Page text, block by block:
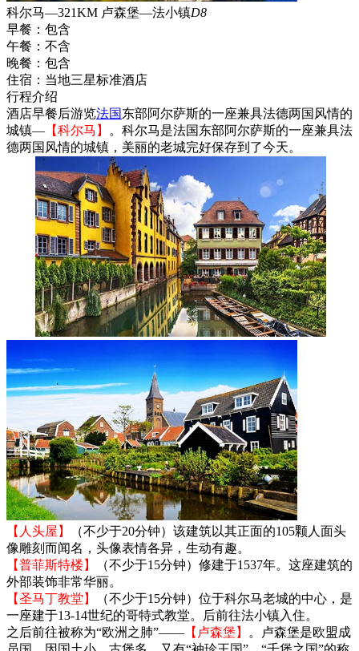
科尔马—321KM 卢森堡—法小镇D8
早餐： 包含
午餐： 不含
晚餐： 包含
住宿： 当地三星标准酒店
行程介绍
酒店早餐后游览法国东部阿尔萨斯的一座兼具法德两国风情的
城镇— 【科尔马】
。科尔马是法国东部阿尔萨斯的一座兼具法
德两国风情的城镇，美丽的老城完好保存到了今天。
【人头屋】
（不少于20分钟）该建筑以其正面的105颗人面头
像雕刻而闻名，头像表情各异，生动有趣。
【普菲斯特楼】
（不少于15分钟）修建于1537年。这座建筑的
外部装饰非常华丽。
【圣马丁教堂】
（不少于15分钟）位于科尔马老城的中心，是
一座建于13-14世纪的哥特式教堂。后前往法小镇入住。
之后前往被称为“欧洲之肺”—— 【卢森堡】
。卢森堡是欧盟成